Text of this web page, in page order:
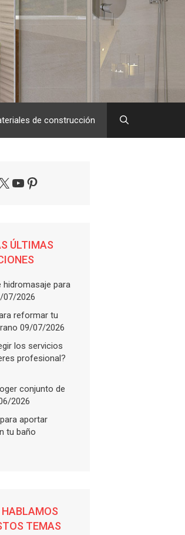
de construcción
YouTube
Pinterest
ÚLTIMAS
hidromasaje para
07/2026
reformar tu
09/07/2026
los servicios
profesional?
conjunto de
2026
aportar
tu baño
TEMAS